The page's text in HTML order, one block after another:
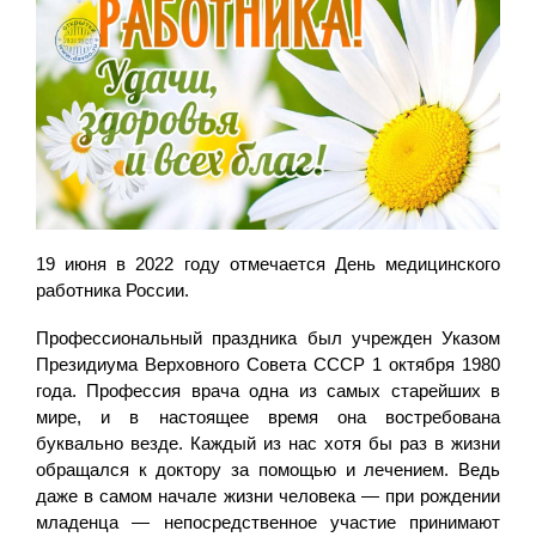
19 июня в 2022 году отмечается День медицинского
работника России.
Профессиональный праздника был учрежден Указом
Президиума Верховного Совета СССР 1 октября 1980
года. Профессия врача одна из самых старейших в
мире, и в настоящее время она востребована
буквально везде. Каждый из нас хотя бы раз в жизни
обращался к доктору за помощью и лечением. Ведь
даже в самом начале жизни человека — при рождении
младенца — непосредственное участие принимают